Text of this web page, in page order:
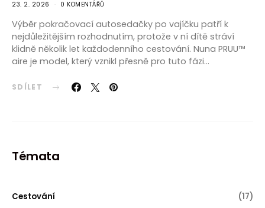
23. 2. 2026 0 KOMENTÁŘŮ
Výběr pokračovací autosedačky po vajíčku patří k
nejdůležitějším rozhodnutím, protože v ní dítě stráví
klidně několik let každodenního cestování. Nuna PRUU™
aire je model, který vznikl přesně pro tuto fázi…
SDÍLET
Témata
Cestování (17)